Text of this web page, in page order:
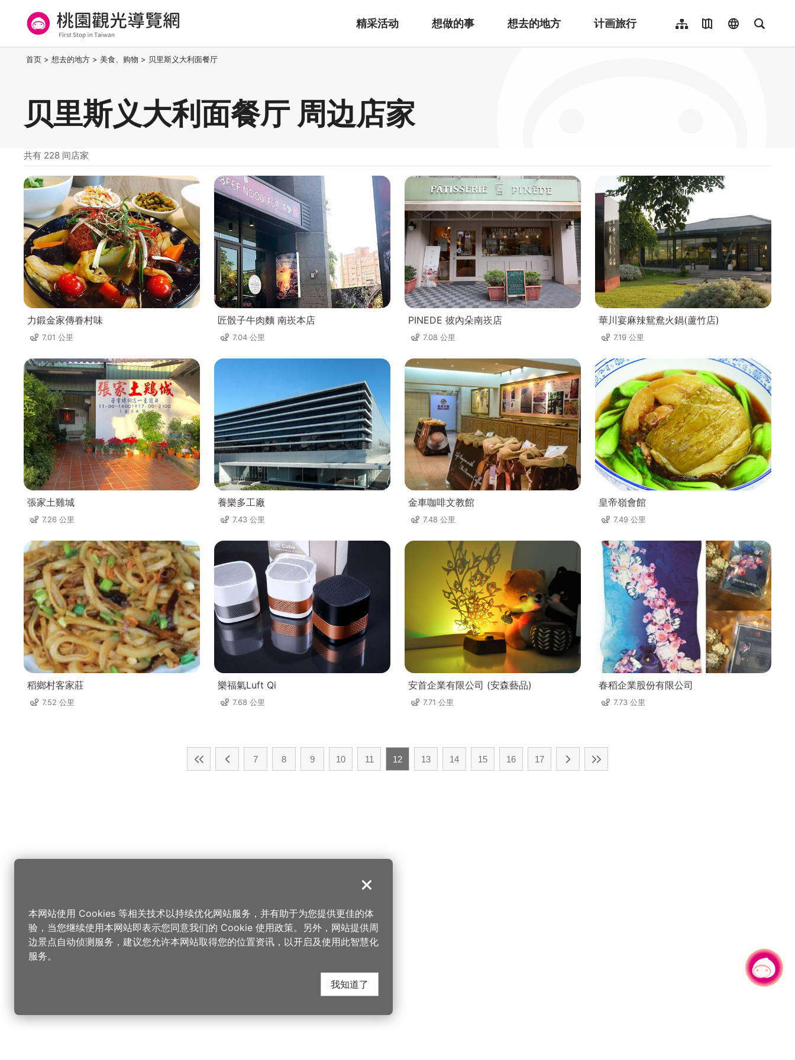
要
桃园观光导览网
精采活动 想做的事 想去的地方 计画旅行
网站导览地图导览language
Người việt nam
全文检
首页 > 想去的地方 > 美食、购物 > 贝里斯义大利面餐厅
贝里斯义大利面餐厅 周边店家
共有 228 间店家
力鍛金家傳眷村味
7.01 公里
匠骰子牛肉麵 南崁本店
7.04 公里
PINEDE 彼內朵南崁店
7.08 公里
華川宴麻辣鴛鴦火鍋(蘆竹店)
7.19 公里
張家土雞城
7.26 公里
養樂多工廠
7.43 公里
金車咖啡文教館
7.48 公里
皇帝嶺會館
7.49 公里
稻鄉村客家莊
7.52 公里
樂福氣Luft Qi
7.68 公里
安首企業有限公司 (安森藝品)
7.71 公里
春稻企業股份有限公司
7.73 公里
7 8 9 10 11 12 13 14 15 16 17
关闭
本网站使用 Cookies 等相关技术以持续优化网站服务，并有助于为您提供更佳的体
验，当您继续使用本网站即表示您同意我们的 Cookie 使用政策。另外，网站提供周
边景点自动侦测服务，建议您允许本网站取得您的位置资讯，以开启及使用此智慧化
服务。
我知道了